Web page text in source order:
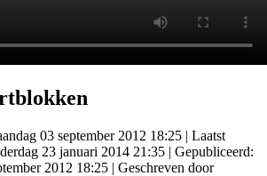
03 september 2012 18:25 | Laatst
23 januari 2014 21:35 | Gepubliceerd:
2012 18:25 | Geschreven door